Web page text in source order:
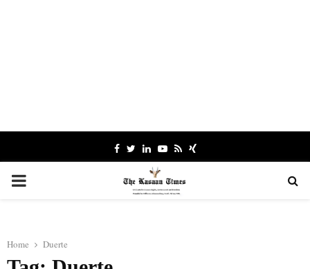
Facebook
TwitterLinkedinYoutube
RssXing
PRIMARY
Home Duerte